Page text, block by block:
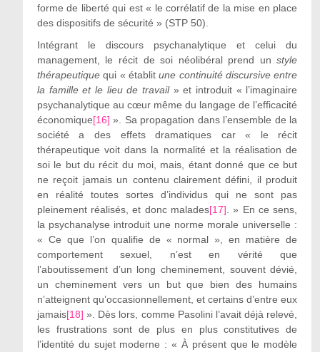
forme de liberté qui est « le corrélatif de la mise en place
des dispositifs de sécurité » (STP 50).
Intégrant le discours psychanalytique et celui du
management, le récit de soi néolibéral prend unstyle
thérapeutiquequi « établitune continuité discursive entre
la famille et le lieu de travail» et introduit « l’imaginaire
psychanalytique au cœur même du langage de l’efficacité
économique[16] ». Sa propagation dans l’ensemble de la
société a des effets dramatiques car « le récit
thérapeutique voit dans la normalité et la réalisation de
soi le but du récit du moi, mais, étant donné que ce but
ne reçoit jamais un contenu clairement défini, il produit
en réalité toutes sortes d’individus qui ne sont pas
pleinement réalisés, et donc malades[17] . » En ce sens,
la psychanalyse introduit une norme morale universelle :
« Ce que l’on qualifie de « normal », en matière de
comportement sexuel, n’est en vérité que
l’aboutissement d’un long cheminement, souvent dévié,
un cheminement vers un but que bien des humains
n’atteignent qu’occasionnellement, et certains d’entre eux
jamais[18] ». Dès lors, comme Pasolini l’avait déjà relevé,
les frustrations sont de plus en plus constitutives de
l’identité du sujet moderne : « À présent que le modèle